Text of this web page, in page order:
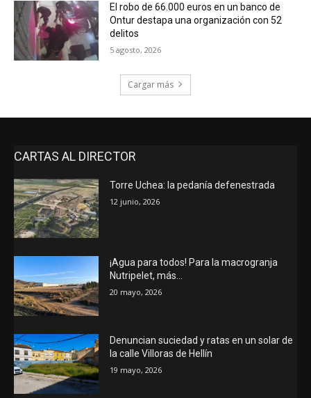
El robo de 66.000 euros en un banco de
Ontur destapa una organización con 52
delitos
5 agosto, 2026
Cargar más
CARTAS AL DIRECTOR
Torre Uchea: la pedanía defenestrada
12 junio, 2026
¡Agua para todos! Para la macrogranja
Nutripelet, más…
20 mayo, 2026
Denuncian suciedad y ratas en un solar de
la calle Villoras de Hellín
19 mayo, 2026